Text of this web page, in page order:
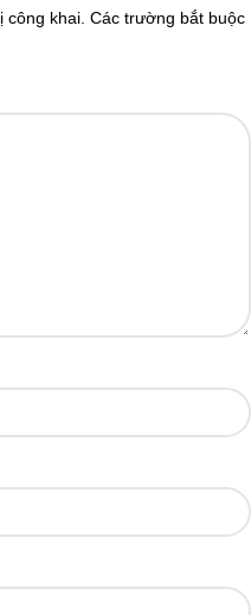
khai. Các trường bắt buộc